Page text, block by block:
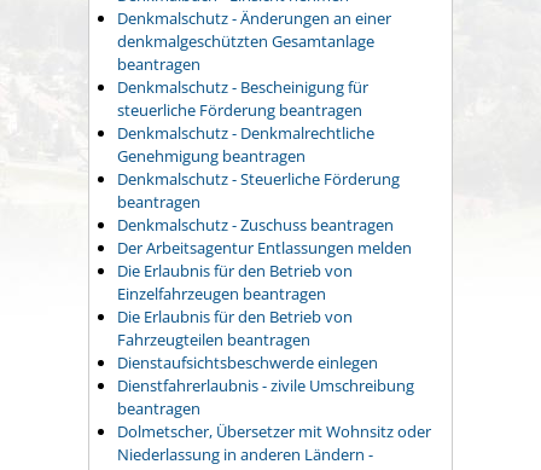
Denkmalschutz - Änderungen an einer
denkmalgeschützten Gesamtanlage
beantragen
Denkmalschutz - Bescheinigung für
steuerliche Förderung beantragen
Denkmalschutz - Denkmalrechtliche
Genehmigung beantragen
Denkmalschutz - Steuerliche Förderung
beantragen
Denkmalschutz - Zuschuss beantragen
Der Arbeitsagentur Entlassungen melden
Die Erlaubnis für den Betrieb von
Einzelfahrzeugen beantragen
Die Erlaubnis für den Betrieb von
Fahrzeugteilen beantragen
Dienstaufsichtsbeschwerde einlegen
Dienstfahrerlaubnis - zivile Umschreibung
beantragen
Dolmetscher, Übersetzer mit Wohnsitz oder
Niederlassung in anderen Ländern -